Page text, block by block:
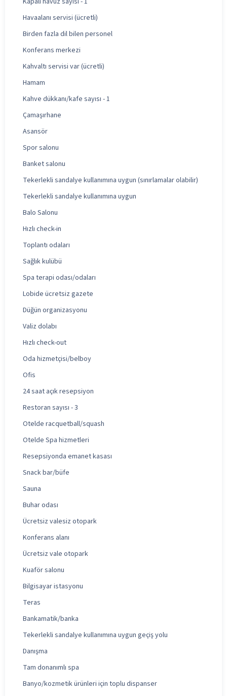
Havaalanı servisi (ücretli)
Birden fazla dil bilen personel
Konferans merkezi
Kahvaltı servisi var (ücretli)
Hamam
Kahve dükkanı/kafe sayısı - 1
Çamaşırhane
Asansör
Spor salonu
Banket salonu
Tekerlekli sandalye kullanımına uygun (sınırlamalar olabilir)
Tekerlekli sandalye kullanımına uygun
Balo Salonu
Hızlı check-in
Toplantı odaları
Sağlık kulübü
Spa terapi odası/odaları
Lobide ücretsiz gazete
Düğün organizasyonu
Valiz dolabı
Hızlı check-out
Oda hizmetçisi/belboy
Ofis
24 saat açık resepsiyon
Restoran sayısı - 3
Otelde racquetball/squash
Otelde Spa hizmetleri
Resepsiyonda emanet kasası
Snack bar/büfe
Sauna
Buhar odası
Ücretsiz valesiz otopark
Konferans alanı
Ücretsiz vale otopark
Kuaför salonu
Bilgisayar istasyonu
Teras
Bankamatik/banka
Tekerlekli sandalye kullanımına uygun geçiş yolu
Danışma
Tam donanımlı spa
Banyo/kozmetik ürünleri için toplu dispanser